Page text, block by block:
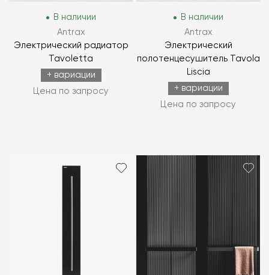
В наличии
Antrax
Электрический радиатор
Tavoletta
+ вариации
Цена по запросу
В наличии
Antrax
Электрический
полотенцесушитель Tavola
Liscia
+ вариации
Цена по запросу